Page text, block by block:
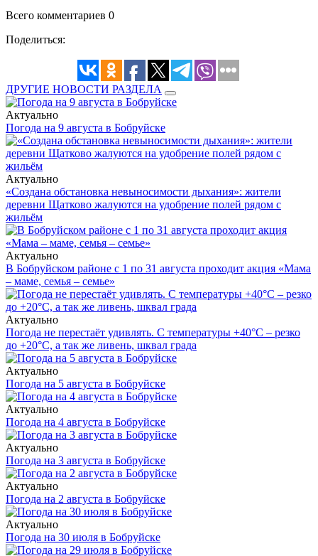
Всего комментариев 0
Поделиться:
ДРУГИЕ НОВОСТИ РАЗДЕЛА
Актуально
Погода на 9 августа в Бобруйске
Актуально
«Создана обстановка невыносимости дыхания»: жители
деревни Щатково жалуются на удобрение полей рядом с
жильём
Актуально
В Бобруйском районе с 1 по 31 августа проходит акция «Мама
– маме, семья – семье»
Актуально
Погода не перестаёт удивлять. С температуры +40°С – резко
до +20°С, а так же ливень, шквал града
Актуально
Погода на 5 августа в Бобруйске
Актуально
Погода на 4 августа в Бобруйске
Актуально
Погода на 3 августа в Бобруйске
Актуально
Погода на 2 августа в Бобруйске
Актуально
Погода на 30 июля в Бобруйске